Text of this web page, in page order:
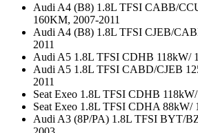
Audi A4 (B8) 1.8L TFSI CABB/
160KM, 2007-2011
Audi A4 (B8) 1.8L TFSI CJEB/
2011
Audi A5 1.8L TFSI CDHB 118kW/
Audi A5 1.8L TFSI CABD/CJEB
2011
Seat Exeo 1.8L TFSI CDHB
Seat Exeo 1.8L TFSI CDHA 88kW/
Audi A3 (8P/PA) 1.8L TFSI BYT/